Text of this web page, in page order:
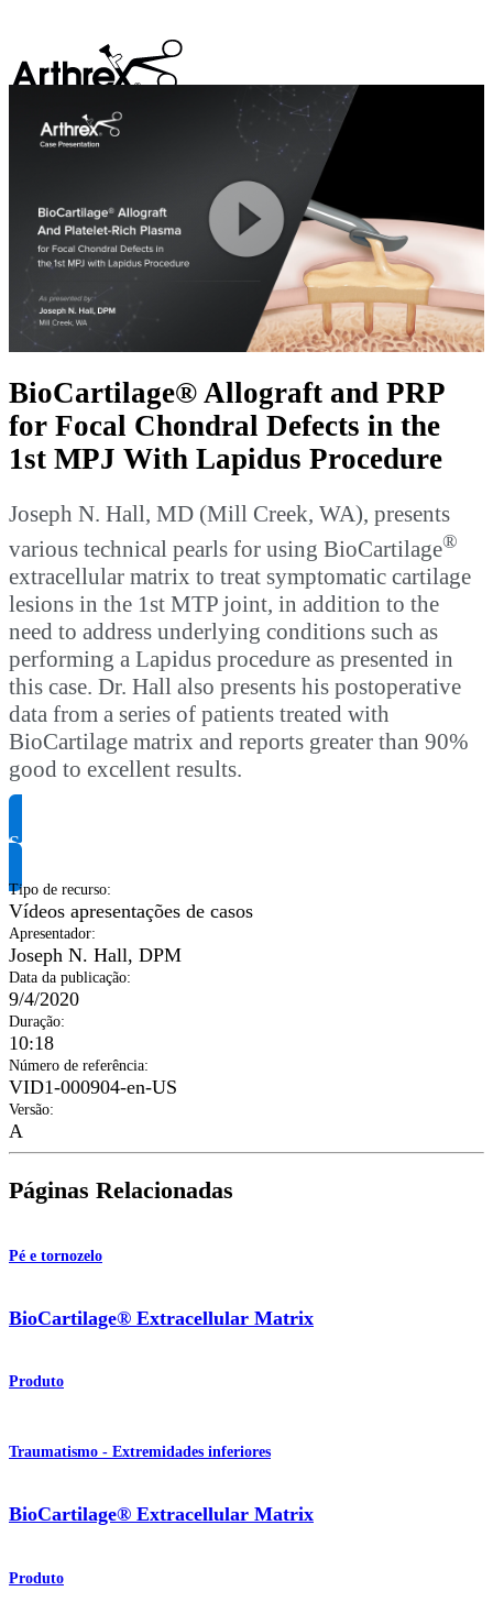
Play
Video
BioCartilage® Allograft and PRP
for Focal Chondral Defects in the
1st MPJ With Lapidus Procedure
Joseph N. Hall, MD (Mill Creek, WA), presents
various technical pearls for using BioCartilage®
extracellular matrix to treat symptomatic cartilage
lesions in the 1st MTP joint, in addition to the
need to address underlying conditions such as
performing a Lapidus procedure as presented in
this case. Dr. Hall also presents his postoperative
data from a series of patients treated with
BioCartilage matrix and reports greater than 90%
good to excellent results.
Solicite informação do produto
Tipo de recurso:
Vídeos apresentações de casos
Apresentador:
Joseph N. Hall, DPM
Data da publicação:
9/4/2020
Duração:
10:18
Número de referência:
VID1-000904-en-US
Versão:
A
Páginas Relacionadas
Pé e tornozelo
BioCartilage® Extracellular Matrix
Produto
Traumatismo - Extremidades inferiores
BioCartilage® Extracellular Matrix
Produto